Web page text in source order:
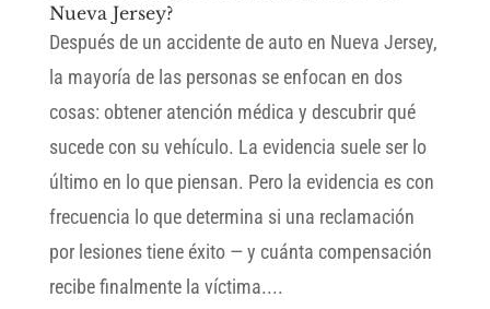
Nueva Jersey?
Después de un accidente de auto en Nueva Jersey,
la mayoría de las personas se enfocan en dos
cosas: obtener atención médica y descubrir qué
sucede con su vehículo. La evidencia suele ser lo
último en lo que piensan. Pero la evidencia es con
frecuencia lo que determina si una reclamación
por lesiones tiene éxito — y cuánta compensación
recibe finalmente la víctima....